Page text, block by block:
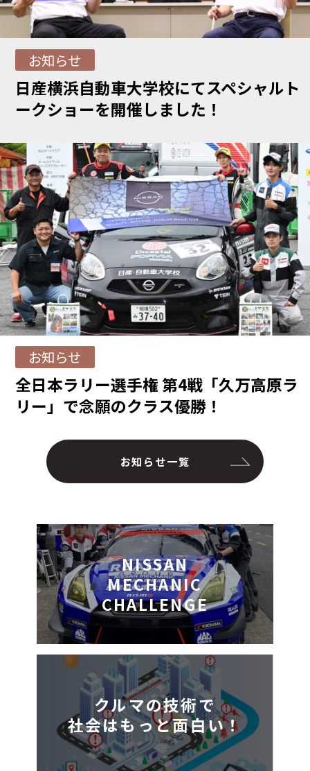
お知らせ
日産横浜自動車大学校にてスペシャルト
ークショーを開催しました！
お知らせ
全日本ラリー選手権 第4戦「久万高原ラ
リー」で念願のクラス優勝！
お知らせ一覧
NISSAN
MECHANIC
CHALLENGE
クルマの技術で
社会はもっと面白い！